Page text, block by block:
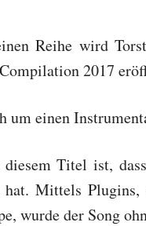
Reihe wird
2017
um einen
Titel ist,
Mittels Plugins,
wurde der Song